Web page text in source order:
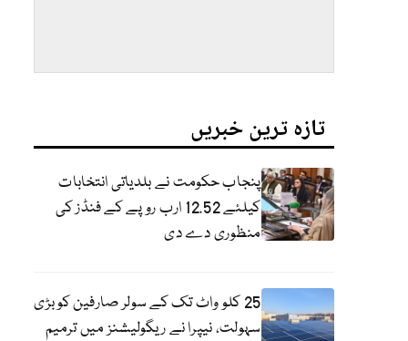
تازہ ترین خبریں
پنجاب حکومت نے بلدیاتی انتخابات
کیلئے 12.52 ارب روپے کے فنڈز کی
منظوری دے دی
25 کلو واٹ تک کے سولر صارفین کو بڑی
سہولت، نیپرا نے ریگولیشنز میں ترمیم